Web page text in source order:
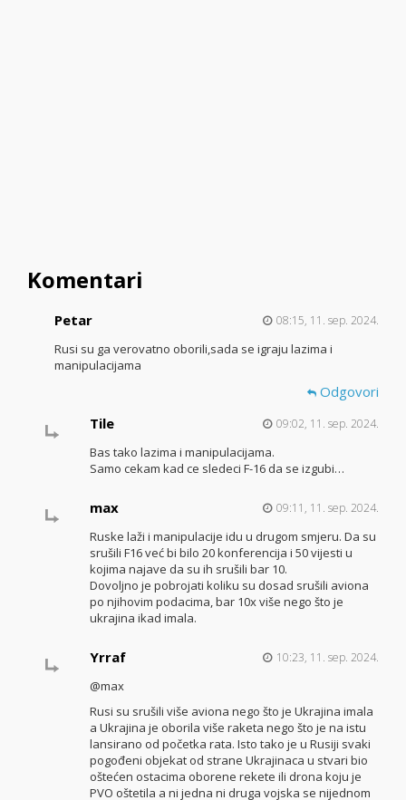
Komentari
Petar 08:15, 11. sep. 2024.
Rusi su ga verovatno oborili,sada se igraju lazima i
manipulacijama
Odgovori
Tile
09:02, 11. sep. 2024.
Bas tako lazima i manipulacijama.
Samo cekam kad ce sledeci F-16 da se izgubi…
max 09:11, 11. sep. 2024.
Ruske laži i manipulacije idu u drugom smjeru. Da su
srušili F16 već bi bilo 20 konferencija i 50 vijesti u
kojima najave da su ih srušili bar 10.
Dovoljno je pobrojati koliku su dosad srušili aviona
po njihovim podacima, bar 10x više nego što je
ukrajina ikad imala.
Yrraf 10:23, 11. sep. 2024.
@max
Rusi su srušili više aviona nego što je Ukrajina imala
a Ukrajina je oborila više raketa nego što je na istu
lansirano od početka rata. Isto tako je u Rusiji svaki
pogođeni objekat od strane Ukrajinaca u stvari bio
oštećen ostacima oborene rekete ili drona koju je
PVO oštetila a ni jedna ni druga vojska se nijednom